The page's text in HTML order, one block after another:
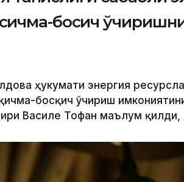
босқич
ҳукумати энергия
босқич ўчириш
Василе Тофан маълум